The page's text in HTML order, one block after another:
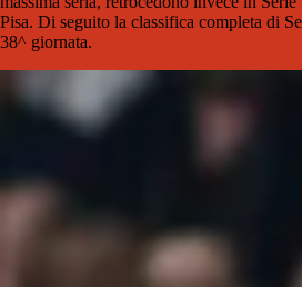
Pisa. Di seguito la classifica completa di
38^ giornata.